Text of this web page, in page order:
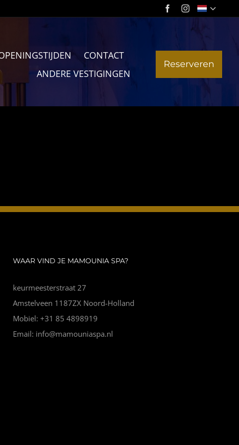
CONTACT
ANDERE VESTIGINGEN
Reserveren
WAAR VIND JE MAMOUNIA SPA?
keurmeesterstraat 27
Amstelveen 1187ZX Noord-Holland
Mobiel: +31 85 4898919
Email: info@mamouniaspa.nl